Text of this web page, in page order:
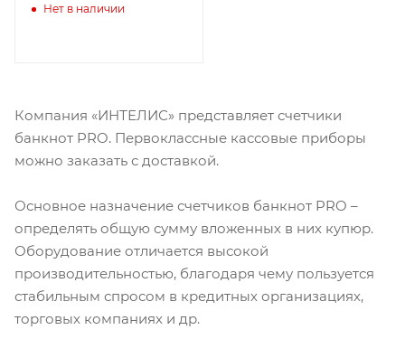
Нет в наличии
Компания «ИНТЕЛИС» представляет счетчики
банкнот PRO. Первоклассные кассовые приборы
можно заказать с доставкой.
Основное назначение счетчиков банкнот PRO –
определять общую сумму вложенных в них купюр.
Оборудование отличается высокой
производительностью, благодаря чему пользуется
стабильным спросом в кредитных организациях,
торговых компаниях и др.